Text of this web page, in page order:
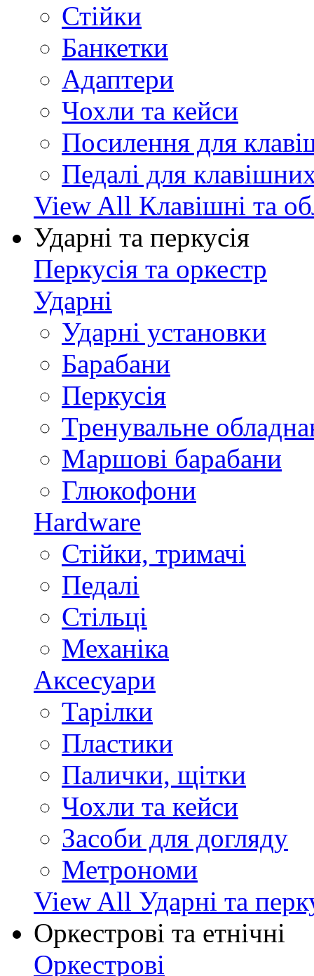
Стійки
Банкетки
Адаптери
Чохли та кейси
Посилення для
Педалі для
View All Клавішні та
Ударні та перкусія
Перкусія та оркестр
Ударні
Ударні установки
Барабани
Перкусія
Тренувальне
Маршові барабани
Глюкофони
Hardware
Стійки, тримачі
Педалі
Стільці
Механіка
Аксесуари
Тарілки
Пластики
Палички, щітки
Чохли та кейси
Засоби для догляду
Метрономи
View All Ударні та
Оркестрові та етнічні
Оркестрові